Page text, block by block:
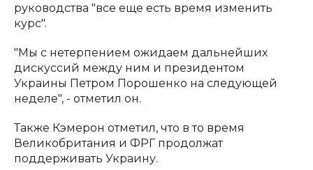
руководства "все еще есть время изменить
курс".
"Мы с нетерпением ожидаем дальнейших
дискуссий между ним и президентом
Украины Петром Порошенко на следующей
неделе", - отметил он.
Также Кэмерон отметил, что в то время
Великобритания и ФРГ продолжат
поддерживать Украину.